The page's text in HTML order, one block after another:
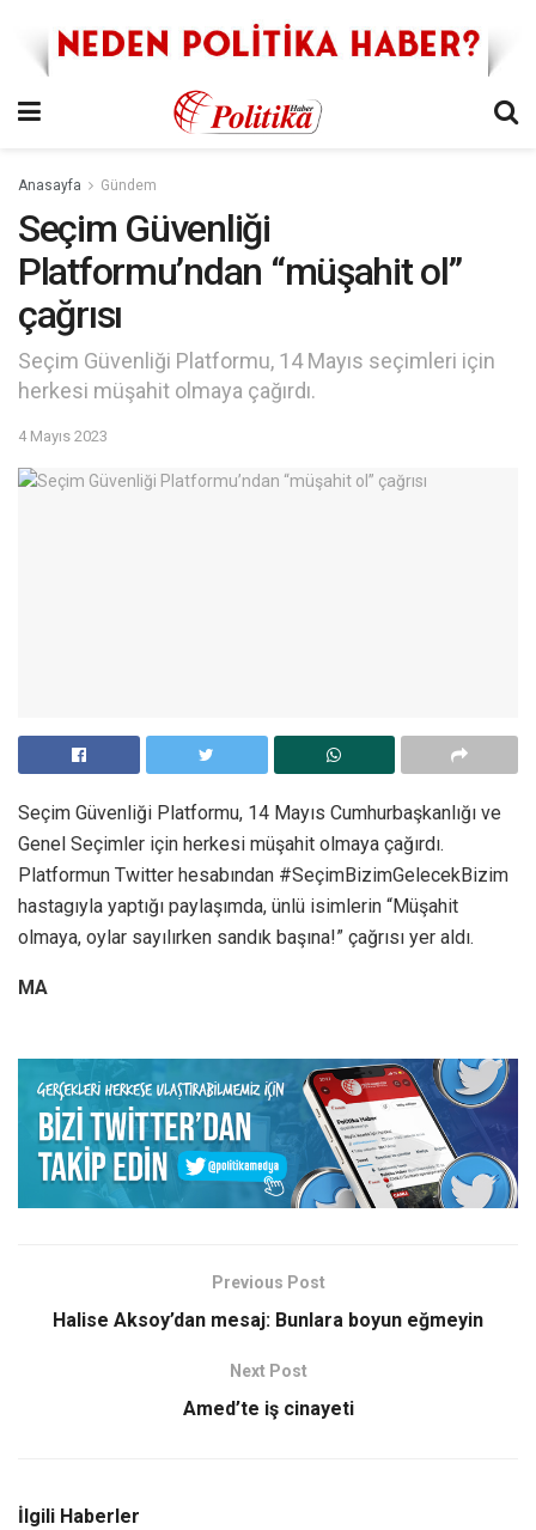
Anasayfa Gündem
Seçim Güvenliği
Platformu’ndan “müşahit ol”
çağrısı
Seçim Güvenliği Platformu, 14 Mayıs seçimleri için
herkesi müşahit olmaya çağırdı.
4 Mayıs 2023
Seçim Güvenliği Platformu, 14 Mayıs Cumhurbaşkanlığı ve
Genel Seçimler için herkesi müşahit olmaya çağırdı.
Platformun Twitter hesabından #SeçimBizimGelecekBizim
hastagıyla yaptığı paylaşımda, ünlü isimlerin “Müşahit
olmaya, oylar sayılırken sandık başına!” çağrısı yer aldı.
MA
Previous Post
Halise Aksoy’dan mesaj: Bunlara boyun eğmeyin
Next Post
Amed’te iş cinayeti
İlgili Haberler